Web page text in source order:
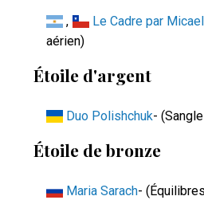
, Le Cadre par
aérien)
Étoile d'argent
Duo Polishchuk-
Étoile de bronze
Maria Sarach-